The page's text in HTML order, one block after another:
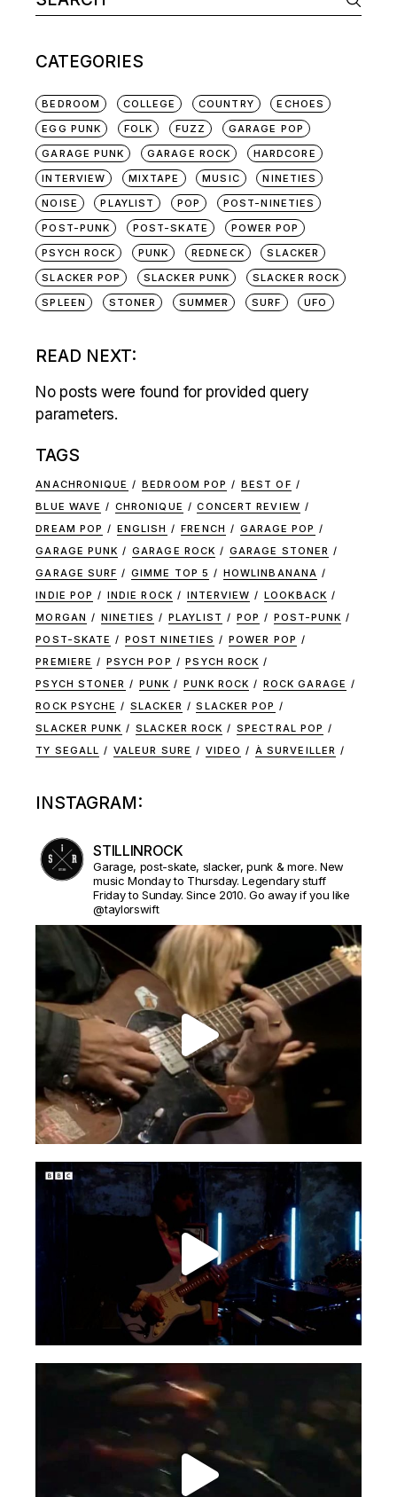
NAVIGATION
for:
CATEGORIES
BEDROOM COLLEGE COUNTRY
ECHOES
EGG PUNK
FOLK FUZZ
GARAGE POP
GARAGE PUNK
GARAGE ROCK
HARDCORE
INTERVIEW
MIXTAPE MUSIC
NINETIES
NOISE
PLAYLIST POP
POST-NINETIES
POST-PUNK
POST-SKATE
POWER POP
PSYCH ROCK
PUNK REDNECK
SLACKER
SLACKER POP
SLACKER PUNK
SLACKER ROCK
SPLEEN
STONER SUMMER SURF UFO
READ NEXT:
No posts were found for provided query
parameters.
TAGS
ANACHRONIQUE BEDROOM POP
BEST OF
BLUE WAVE
CHRONIQUE
CONCERT REVIEW
DREAM POP
ENGLISH FRENCH
GARAGE POP
GARAGE PUNK
GARAGE ROCK
GARAGE STONER
GARAGE SURF
GIMME TOP 5
HOWLINBANANA
INDIE POP
INDIE ROCK INTERVIEW
LOOKBACK
MORGAN
NINETIES PLAYLIST POP
POST-PUNK
POST-SKATE
POST NINETIES
POWER POP
PREMIERE
PSYCH POP
PSYCH ROCK
PSYCH STONER
PUNK PUNK ROCK
ROCK GARAGE
ROCK PSYCHE
SLACKER
SLACKER POP
SLACKER PUNK
SLACKER ROCK
SPECTRAL POP
TY SEGALL
VALEUR SURE VIDEO À SURVEILLER
INSTAGRAM:
STILLINROCK
Garage, post-skate, slacker, punk & more. New
music Monday to Thursday. Legendary stuff
Friday to Sunday. Since 2010. Go away if you like
@taylorswift